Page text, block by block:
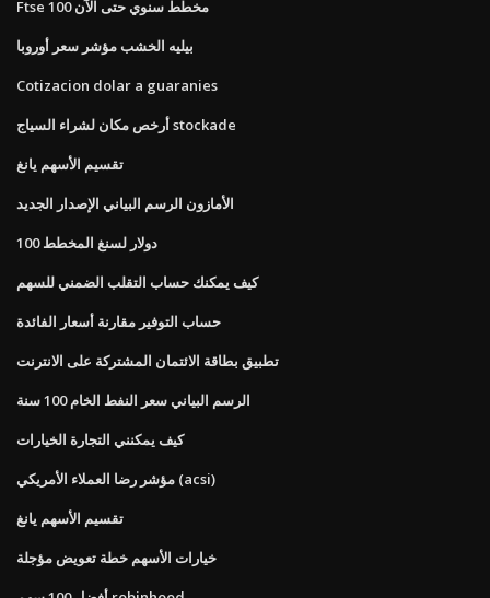
Ftse 100 مخطط سنوي حتى الآن
بيليه الخشب مؤشر سعر أوروبا
Cotizacion dolar a guaranies
أرخص مكان لشراء السياج stockade
تقسيم الأسهم يانغ
الأمازون الرسم البياني الإصدار الجديد
100 دولار لسنغ المخطط
كيف يمكنك حساب التقلب الضمني للسهم
حساب التوفير مقارنة أسعار الفائدة
تطبيق بطاقة الائتمان المشتركة على الانترنت
الرسم البياني سعر النفط الخام 100 سنة
كيف يمكنني التجارة الخيارات
مؤشر رضا العملاء الأمريكي (acsi)
تقسيم الأسهم يانغ
خيارات الأسهم خطة تعويض مؤجلة